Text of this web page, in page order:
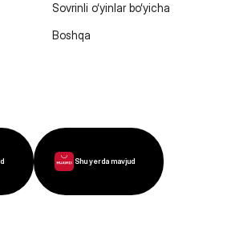
Sovrinli o‘yinlar bo‘yicha
Boshqa
Shu yerda mavjud